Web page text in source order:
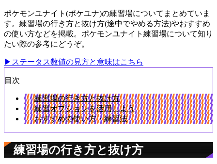
ポケモンユナイト(ポケユナ)の練習場についてまとめていま
す。練習場の行き方と抜け方(途中でやめる方法)やおすすめ
の使い方などを掲載。ポケモンユナイト練習場について知り
たい際の参考にどうぞ。
▶ステータス数値の見方と意味はこちら
目次
練習場の行き方と抜け方
練習オプションを活用しよう
おすすめの使い方・練習法
練習場の行き方と抜け方